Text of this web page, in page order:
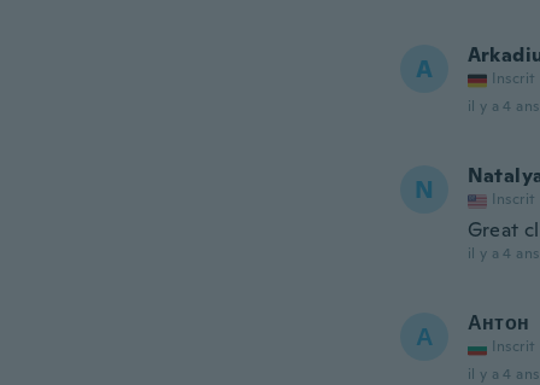
A
Inscrit
il y a 4 ans
N Inscrit
Great
il y a 4 ans
А Антон
Inscrit
il y a 4 ans